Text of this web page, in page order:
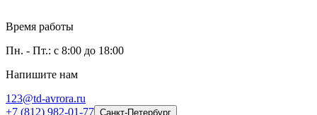
Время работы
Пн. - Пт.: с 8:00 до 18:00
Напишите нам
123@td-avrora.ru
+7 (812) 982-01-77 Санкт-Петербург